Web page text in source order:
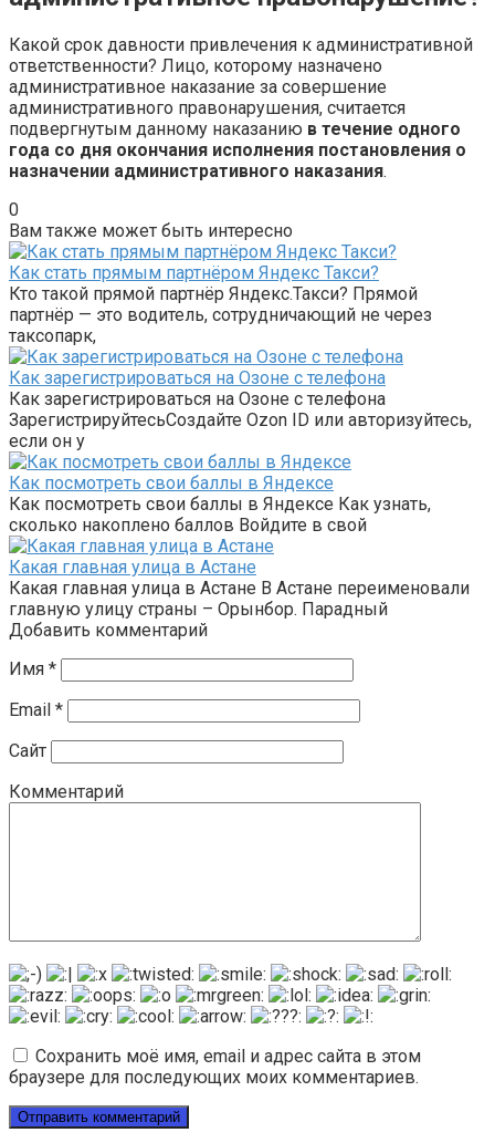
Какой срок давности привлечения к административной
ответственности? Лицо, которому назначено
административное наказание за совершение
административного правонарушения, считается
подвергнутым данному наказанию в течение одного
года со дня окончания исполнения постановления о
назначении административного наказания.
0
Вам также может быть интересно
Как стать прямым партнёром Яндекс Такси?
Кто такой прямой партнёр Яндекс.Такси? Прямой
партнёр — это водитель, сотрудничающий не через
таксопарк,
Как зарегистрироваться на Озоне с телефона
Как зарегистрироваться на Озоне с телефона
ЗарегистрируйтесьСоздайте Ozon ID или авторизуйтесь,
если он у
Как посмотреть свои баллы в Яндексе
Как посмотреть свои баллы в Яндексе Как узнать,
сколько накоплено баллов Войдите в свой
Какая главная улица в Астане
Какая главная улица в Астане В Астане переименовали
главную улицу страны – Орынбор. Парадный
Добавить комментарий
Имя *
Email *
Сайт
Комментарий
Сохранить моё имя, email и адрес сайта в этом
браузере для последующих моих комментариев.